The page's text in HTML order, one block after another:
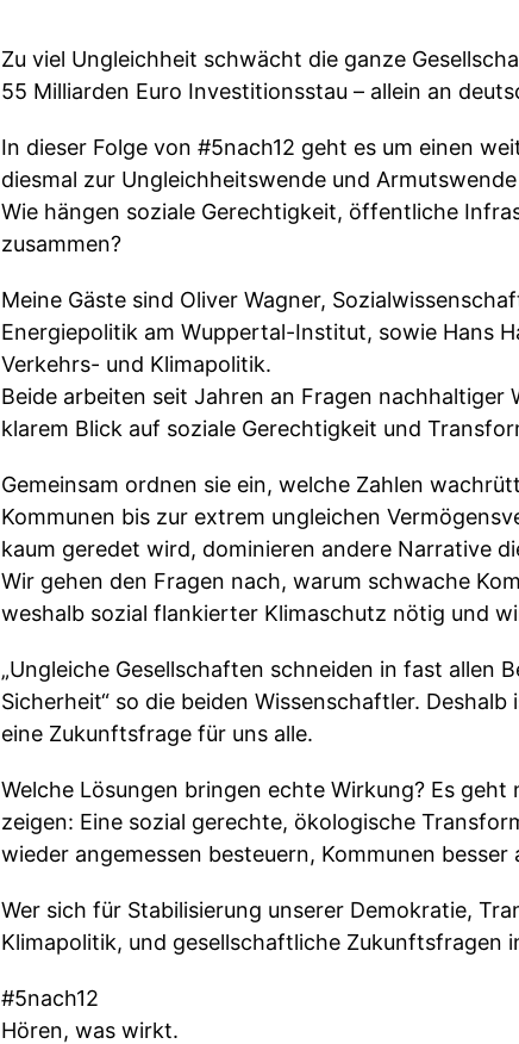
Zu viel Ungleichheit schwächt die ganze
55 Milliarden Euro Investitionsstau – allein an
In dieser Folge von #5nach12 geht es um einen
diesmal zur Ungleichheitswende und Armutswende
Wie hängen soziale Gerechtigkeit, öffentliche
zusammen?
Meine Gäste sind Oliver Wagner,
Energiepolitik am Wuppertal-Institut, sowie Hans
Verkehrs- und Klimapolitik.
Beide arbeiten seit Jahren an Fragen
klarem Blick auf soziale Gerechtigkeit und
Gemeinsam ordnen sie ein, welche Zahlen
Kommunen bis zur extrem ungleichen
kaum geredet wird, dominieren andere Narrative
Wir gehen den Fragen nach, warum schwache
weshalb sozial flankierter Klimaschutz nötig und
„Ungleiche Gesellschaften schneiden in fast allen
Sicherheit“ so die beiden Wissenschaftler.
eine Zukunftsfrage für uns alle.
Welche Lösungen bringen echte Wirkung? Es
zeigen: Eine sozial gerechte, ökologische
wieder angemessen besteuern, Kommunen
Wer sich für Stabilisierung unserer Demokratie,
Klimapolitik, und gesellschaftliche Zukunftsfragen
#5nach12
Hören, was wirkt.